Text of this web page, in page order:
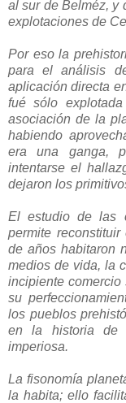
al sur de Belméz, y
explotaciones de
Por eso la
para el análisis
aplicación directa
fué sólo
asociación de la
habiendo
era una ganga,
intentarse el
dejaron los
El estudio de las
permite
de años habitaron
medios de vida, la
incipiente
su
los pueblos
en la historia de
imperiosa.
La fisonomía
la habita; ello